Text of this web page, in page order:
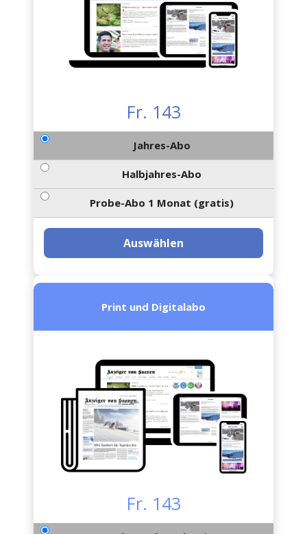
Fr. 143
Jahres-Abo
Halbjahres-Abo
Probe-Abo 1 Monat (gratis)
Auswählen
Print und Digitalabo
Fr. 143